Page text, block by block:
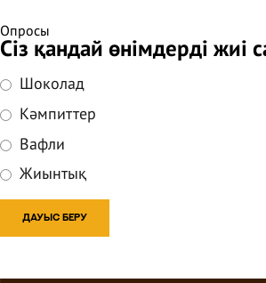
Опросы
Сіз қандай өнімдерді жиі
Шоколад
Кәмпиттер
Вафли
Жиынтық